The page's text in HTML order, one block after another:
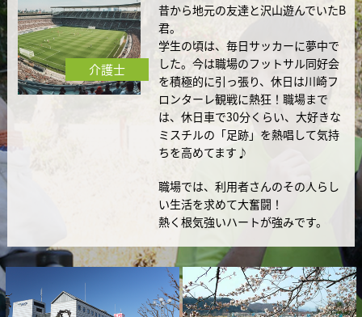
介護士
昔から地元の友達と沢山遊んでいたB
君。
学生の頃は、毎日サッカーに夢中で
した。今は職場のフットサル同好会
を積極的に引っ張り、休日は川崎フ
ロンターレ観戦に熱狂！職場まで
は、休日車で30分くらい、大好きな
ミスチルの「足跡」を熱唱して気持
ちを高めてます♪
職場では、利用者さんのその人らし
い生活を求めて大奮闘！
熱く根気強いハートが強みです。